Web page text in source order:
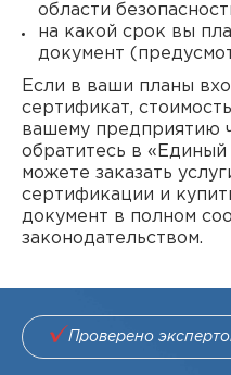
области
на какой срок вы
документ
Если в ваши планы
сертификат,
вашему предприятию
обратитесь в
можете заказать
сертификации и
документ в полном
законодательством.
Проверено